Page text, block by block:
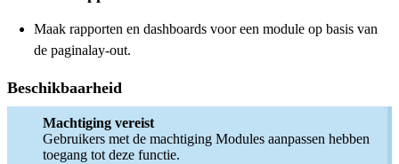
Maak rapporten en dashboards voor een module op basis van
de paginalay-out.
Beschikbaarheid
Machtiging vereist
Gebruikers met de machtiging Modules aanpassen hebben
toegang tot deze functie.